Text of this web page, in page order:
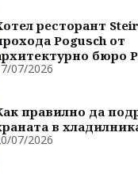
ресторант
Pogusch от
бюро
сродни
07/2026
правилно да
в
07/2026